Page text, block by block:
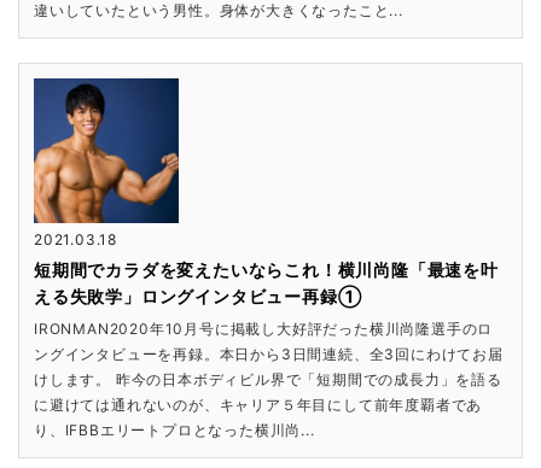
違いしていたという男性。身体が大きくなったこと...
2021.03.18
短期間でカラダを変えたいならこれ！横川尚隆「最速を叶
える失敗学」ロングインタビュー再録①
IRONMAN2020年10月号に掲載し大好評だった横川尚隆選手のロ
ングインタビューを再録。本日から3日間連続、全3回にわけてお届
けします。 昨今の日本ボディビル界で「短期間での成長力」を語る
に避けては通れないのが、キャリア５年目にして前年度覇者であ
り、IFBBエリートプロとなった横川尚...